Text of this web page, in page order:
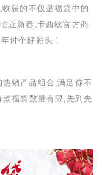
获的不仅是福袋中的
近新春,卡西欧官方商
讨个好彩头！
热销产品组合,满足你不
款福袋数量有限,先到先